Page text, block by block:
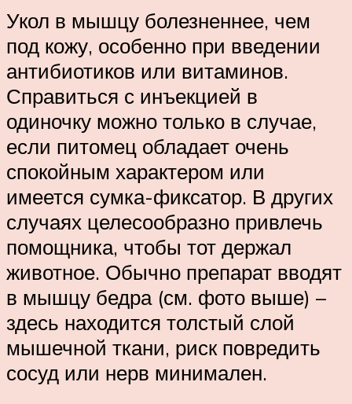
Укол в мышцу болезненнее, чем
под кожу, особенно при введении
антибиотиков или витаминов.
Справиться с инъекцией в
одиночку можно только в случае,
если питомец обладает очень
спокойным характером или
имеется сумка-фиксатор. В других
случаях целесообразно привлечь
помощника, чтобы тот держал
животное. Обычно препарат вводят
в мышцу бедра (см. фото выше) –
здесь находится толстый слой
мышечной ткани, риск повредить
сосуд или нерв минимален.